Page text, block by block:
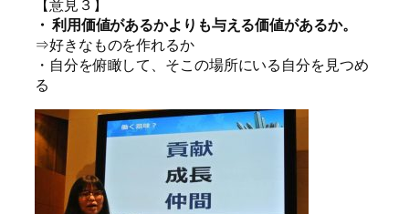
【意見３】
・ 利用価値があるかよりも与える価値があるか。
⇒好きなものを作れるか
・自分を俯瞰して、そこの場所にいる自分を見つめ
る